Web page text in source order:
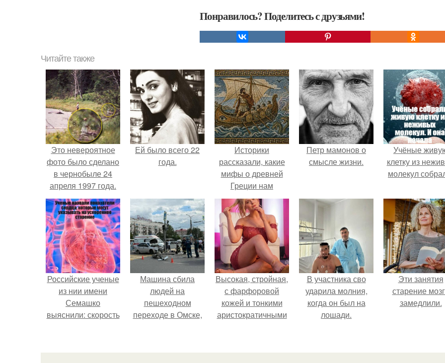
Понравилось? Поделитесь с друзьями!
Читайте также
Это невероятное
фото было сделано
в чернобыле 24
апреля 1997 года.
Ей было всего 22
года.
Историки
рассказали, какие
мифы о древней
Греции нам
навязало кино.
Петр мамонов о
смысле жизни.
Учёные
клетку из
молекул
Российские ученые
из нии имени
Семашко
выяснили: скорость
состояния сосудов
Машина сбила
людей на
пешеходном
переходе в Омске,
Высокая, стройная,
с фарфоровой
кожей и тонкими
аристократичными
сошла с полотна
В участника сво
ударила молния,
когда он был на
лошади.
Эти занятия
старение
замедлили.